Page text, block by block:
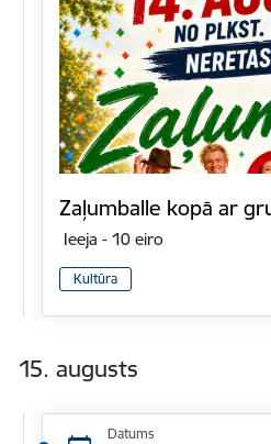
Zaļumballe kopā ar
Ieeja - 10 eiro
Kultūra
15. augusts
Datums